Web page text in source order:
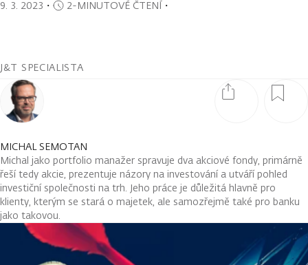
9. 3. 2023 ・ 2-MINUTOVÉ ČTENÍ・
J&T SPECIALISTA
MICHAL SEMOTAN
Michal jako portfolio manažer spravuje dva akciové fondy, primárně
řeší tedy akcie, prezentuje názory na investování a utváří pohled
investiční společnosti na trh. Jeho práce je důležitá hlavně pro
klienty, kterým se stará o majetek, ale samozřejmě také pro banku
jako takovou.